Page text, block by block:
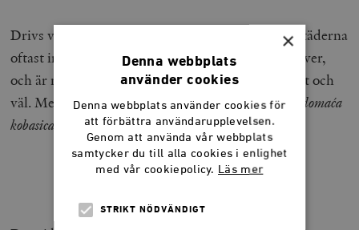
Drivs verksamheten vidare är det i de tyska småstäderna
oftast invandrare (bosnier och serber) som tagit över,
och är mindre känsliga för långa arbetsdagar. Gott och
väl. Men
Bratwurstenersätts avćevapiochsremska domaća
kobasica.
***
×
Denna webbplats
använder cookies
Denna webbplats använder cookies för
att förbättra användarupplevelsen.
Genom att använda vår webbplats
samtycker du till alla cookies i enlighet
med vår cookiepolicy. Läs mer
STRIKT NÖDVÄNDIGT